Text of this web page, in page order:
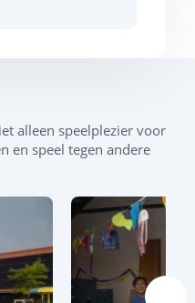
contributors, Points © 2012 LINZ
alleen speelplezier voor
en speel tegen andere